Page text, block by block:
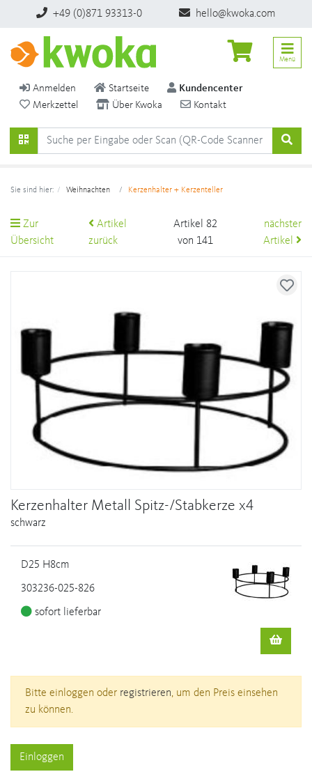
+49 (0)871 93313-0 hello@kwoka.com
Anmelden Startseite
Kundencenter
Merkzettel
Über Kwoka Kontakt
Menü
Sie sind hier: Weihnachten Kerzenhalter + Kerzenteller
Zur
Übersicht
Artikel
zurück
Artikel 82
von 141
nächster
Artikel
Kerzenhalter Metall Spitz-/Stabkerze x4
schwarz
D25 H8cm
303236-025-826
sofort lieferbar
Bitte einloggen oder registrieren, um den Preis einsehen
zu können.
Einloggen